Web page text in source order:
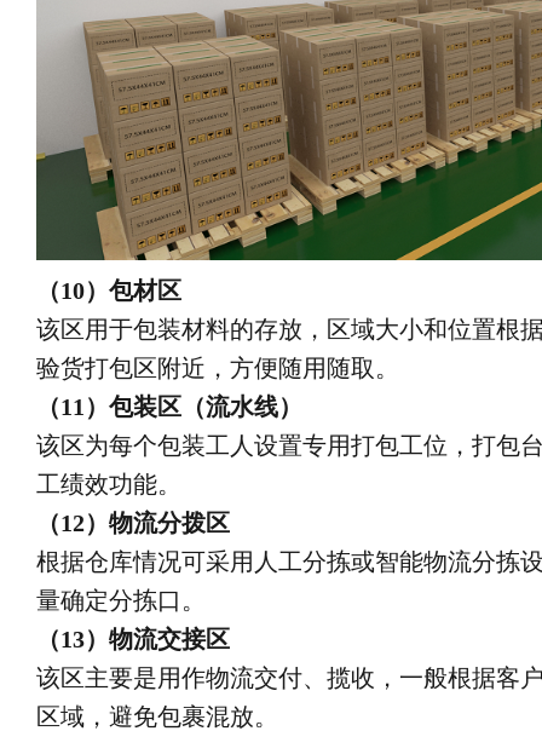
（10）包材区
该区用于包装材料的存放，区域大小和位置根
验货打包区附近，方便随用随取。
（11）包装区（流水线）
该区为每个包装工人设置专用打包工位，打包
工绩效功能。
（12）物流分拨区
根据仓库情况可采用人工分拣或智能物流分拣
量确定分拣口。
（13）物流交接区
该区主要是用作物流交付、揽收，一般根据客
区域，避免包裹混放。